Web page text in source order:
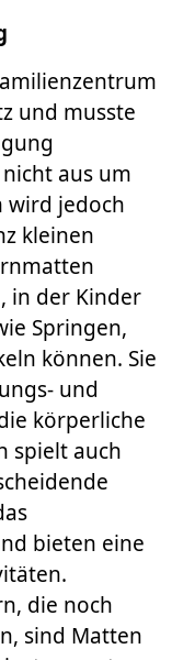
und musste
aus um
wird jedoch
kleinen
in der Kinder
Springen,
können. Sie
und
körperliche
spielt auch
bieten eine
die noch
sind Matten